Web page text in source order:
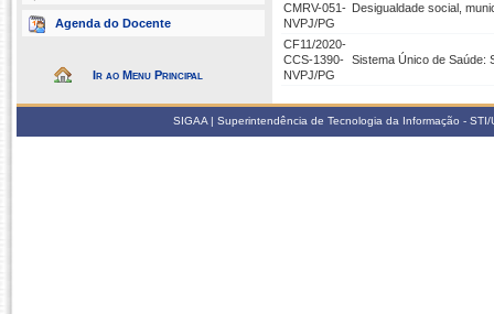
Agenda do Docente
Ir ao Menu Principal
CMRV-051-
NVPJ/PG
Desigualdade social,
CF11/2020-
CCS-1390-
NVPJ/PG
Sistema Único de Saúde:
SIGAA | Superintendência de Tecnologia da Informação -